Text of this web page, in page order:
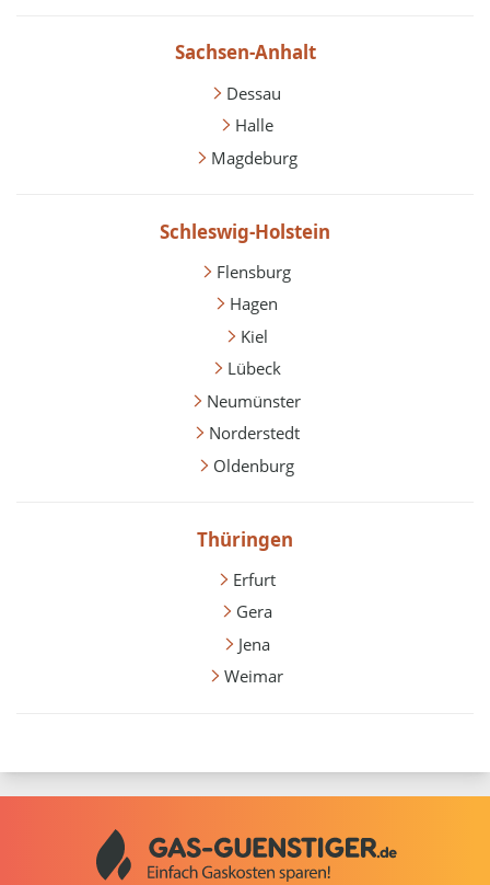
Sachsen-Anhalt
Dessau
Halle
Magdeburg
Schleswig-Holstein
Flensburg
Hagen
Kiel
Lübeck
Neumünster
Norderstedt
Oldenburg
Thüringen
Erfurt
Gera
Jena
Weimar